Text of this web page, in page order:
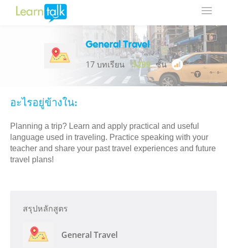
General Travel
17 บทเรียน $299 ชั้น
อะไรอยู่ข้างใน:
Planning a trip? Learn and apply practical and useful
language used in traveling. Practice speaking with your
teacher and share your past travel experiences and future
travel plans!
สรุปหลักสูตร
General Travel